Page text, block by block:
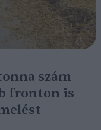
szám
fronton is